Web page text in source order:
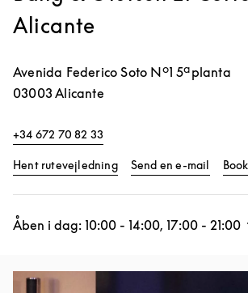
Alicante
Avenida Federico Soto Nº1 5ªplanta
03003 Alicante
+34 672 70 82 33
Hent rutevejledningLink Opens in New Tab
Send en e-mail
Åben i dag: 10:00 - 14:00, 17:00 - 21:00
Event-billede